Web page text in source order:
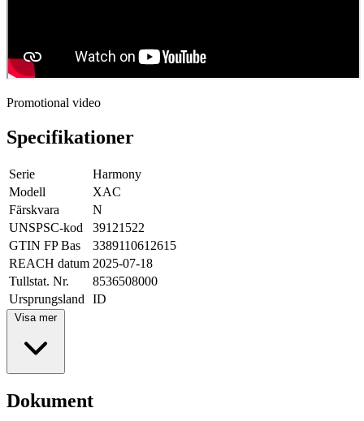
Promotional video
Specifikationer
Serie
Harmony
Modell
XAC
Färskvara
N
UNSPSC-kod
39121522
GTIN FP Bas
3389110612615
REACH datum 2025-07-18
Tullstat. Nr.
8536508000
Ursprungsland
ID
Visa mer
Dokument